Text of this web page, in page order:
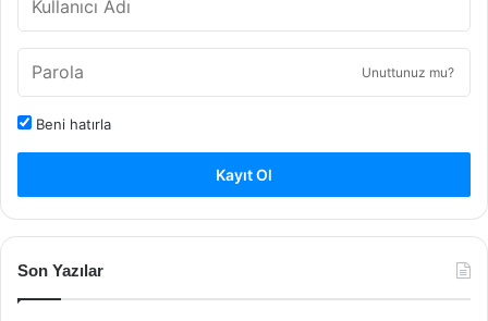
Unuttunuz mu?
Beni hatırla
Kayıt Ol
Son Yazılar